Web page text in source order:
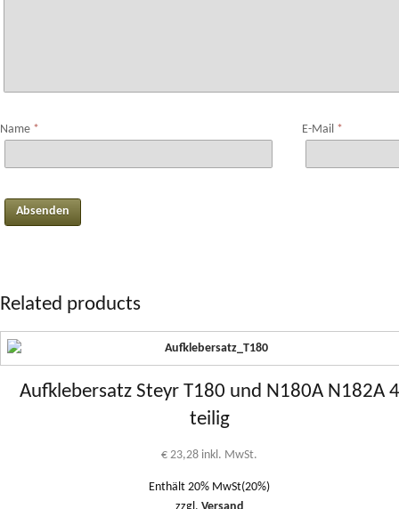
Name * E-Mail *
Related products
Aufklebersatz Steyr T180 und N180A N182A 4
teilig
€ 23,28 inkl. MwSt.
Enthält 20% MwSt(20%)